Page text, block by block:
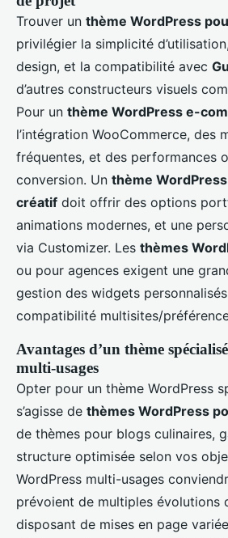
Trouver un thème WordPress
privilégier la simplicité
design, et la compatibilité avec
d’autres constructeurs visuels
Pour un thème WordPress e-
l’intégration WooCommerce, des
fréquentes, et des performances
conversion. Un thème
créatif doit offrir des options
animations modernes, et une
via Customizer. Les thèmes
ou pour agences exigent une
gestion des widgets
compatibilité multisites/
Avantages d’un thème
multi-usages
Opter pour un thème WordPress
s’agisse de thèmes WordPress
de thèmes pour blogs culinaires,
structure optimisée selon vos
WordPress multi-usages
prévoient de multiples évolutions
disposant de mises en page